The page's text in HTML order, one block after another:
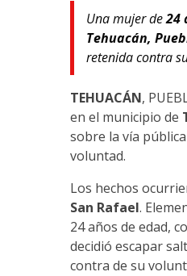
Una mujer de24
Tehuacán,
retenida contra
TEHUACÁN,
en el municipio de
sobre la vía
voluntad.
Los hechos
San Rafael.
24 años de edad,
decidió escapar
contra de su